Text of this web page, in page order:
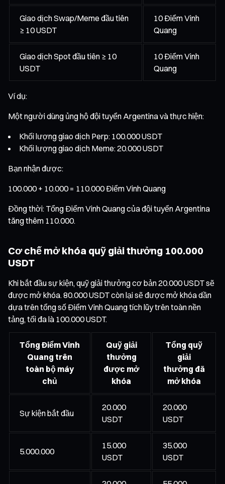
Giao dịch Swap/Meme đầu tiên
≥ 10 USDT
10 Điểm Vinh
Quang
Giao dịch Spot đầu tiên ≥ 10
USDT
10 Điểm Vinh
Quang
Ví dụ:
Một người dùng ủng hộ đội tuyển Argentina và thực hiện:
Khối lượng giao dịch Perp: 100.000 USDT
Khối lượng giao dịch Meme: 20.000 USDT
Bạn nhận được:
100.000 + 10.000 = 110.000 Điểm Vinh Quang
Đồng thời: Tổng Điểm Vinh Quang của đội tuyển Argentina
tăng thêm 110.000.
Cơ chế mở khóa quỹ giải thưởng 100.000
USDT
Khi bắt đầu sự kiện, quỹ giải thưởng cơ bản 20.000 USDT sẽ
được mở khóa. 80.000 USDT còn lại sẽ được mở khóa dần
dựa trên tổng số Điểm Vinh Quang tích lũy trên toàn nền
tảng, tối đa là 100.000 USDT.
Tổng Điểm Vinh
Quang trên
toàn bộ máy
chủ
Quỹ giải
thưởng
được mở
khóa
Tổng quỹ
giải
thưởng đã
mở khóa
Sự kiện bắt đầu
20.000
USDT
20.000
USDT
5.000.000
15.000
USDT
35.000
USDT